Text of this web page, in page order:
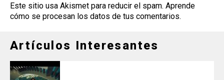
Este sitio usa Akismet para reducir el spam. Aprende
cómo se procesan los datos de tus comentarios.
Artículos Interesantes